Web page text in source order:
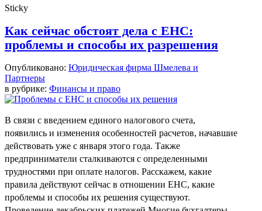
Sticky
Как сейчас обстоят дела с ЕНС:
проблемы и способы их разрешения
Опубликовано: Юридическая фирма Шмелева и
Партнеры
в рубрике: Финансы и право
В связи с введением единого налогового счета,
появились и изменения особенностей расчетов, начавшие
действовать уже с января этого года. Также
предприниматели сталкиваются с определенными
трудностями при оплате налогов. Расскажем, какие
правила действуют сейчас в отношении ЕНС, какие
проблемы и способы их решения существуют.